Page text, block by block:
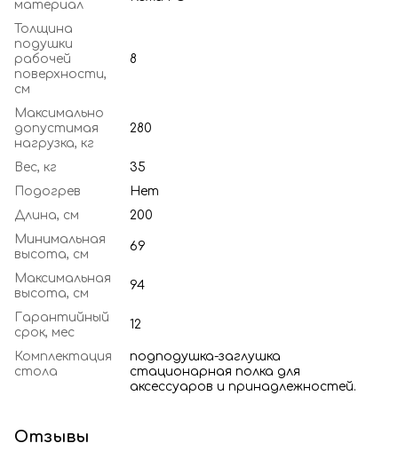
материал
Толщина
подушки
рабочей
поверхности,
см
8
Максимально
допустимая
нагрузка, кг
280
Вес, кг
35
Подогрев
Нет
Длина, см
200
Минимальная
высота, см
69
Максимальная
высота, см
94
Гарантийный
срок, мес
12
Комплектация
стола
подподушка-заглушка
стационарная полка для
аксессуаров и принадлежностей.
Отзывы